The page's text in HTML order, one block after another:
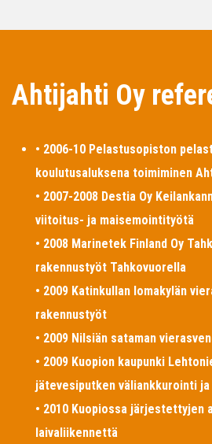
Ahtijahti Oy
• 2006-10 Pelastusopiston
koulutusaluksena toimiminen
• 2007-2008 Destia Oy
viitoitus- ja maisemointityötä
• 2008 Marinetek Finland Oy
rakennustyöt Tahkovuorella
• 2009 Katinkullan lomakylän
rakennustyöt
• 2009 Nilsiän sataman
• 2009 Kuopion kaupunki
jätevesiputken väliankkurointi ja
• 2010 Kuopiossa järjestettyjen
laivaliikennettä